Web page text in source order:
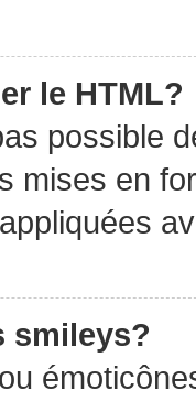
le HTML?
possible
mises en
smileys?